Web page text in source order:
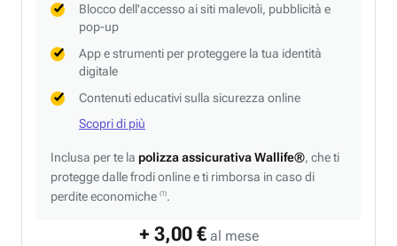
+ 3,00 € al mese
Blocco dell'accesso ai siti malevoli, pubblicità e
pop-up
App e strumenti per proteggere la tua identità
digitale
Contenuti educativi sulla sicurezza online
Scopri di più
Inclusa per te la polizza assicurativa Wallife®, che ti
protegge dalle frodi online e ti rimborsa in caso di
perdite economiche (1).